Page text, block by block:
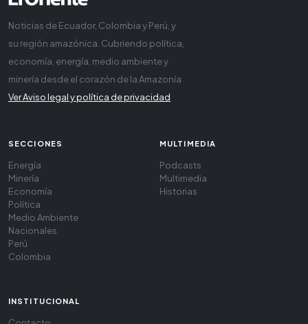
Noticias de Ecuador, Colombia y Perú, y
su región amazónica. Cubriendo política,
economía, energía, medio ambiente y
minería desde el corazón de la Amazonía
Ver Aviso legal y política de privacidad
SECCIONES
Energía
Minería
Economía
Política
Medio Ambiente
Nacionales
Perú
Colombia
MULTIMEDIA
Podcasts
Multimedia
Historias
INSTITUCIONAL